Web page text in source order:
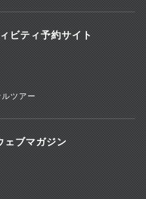
ビティ予約サイト
ツアー
ェブマガジン